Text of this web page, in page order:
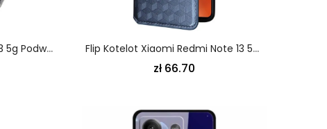
Etui Xiaomi Redmi Note 13 5g Podwójne Etui Na Karty Z Tkaniny Etui Ochronne Flip Kotelot Xiaomi Redmi Note 13 5g Kostki 3d Etui Ochronne
zł 66.70